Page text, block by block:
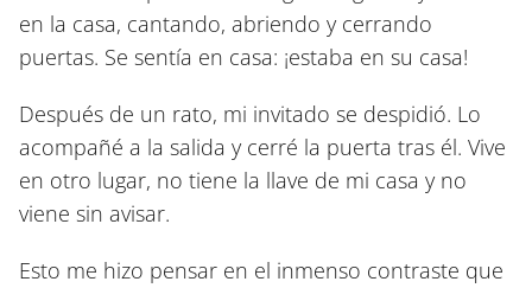
en la casa, cantando, abriendo y cerrando
puertas. Se sentía en casa: ¡estaba en su casa!
Después de un rato, mi invitado se despidió. Lo
acompañé a la salida y cerré la puerta tras él. Vive
en otro lugar, no tiene la llave de mi casa y no
viene sin avisar.
Esto me hizo pensar en el inmenso contraste que